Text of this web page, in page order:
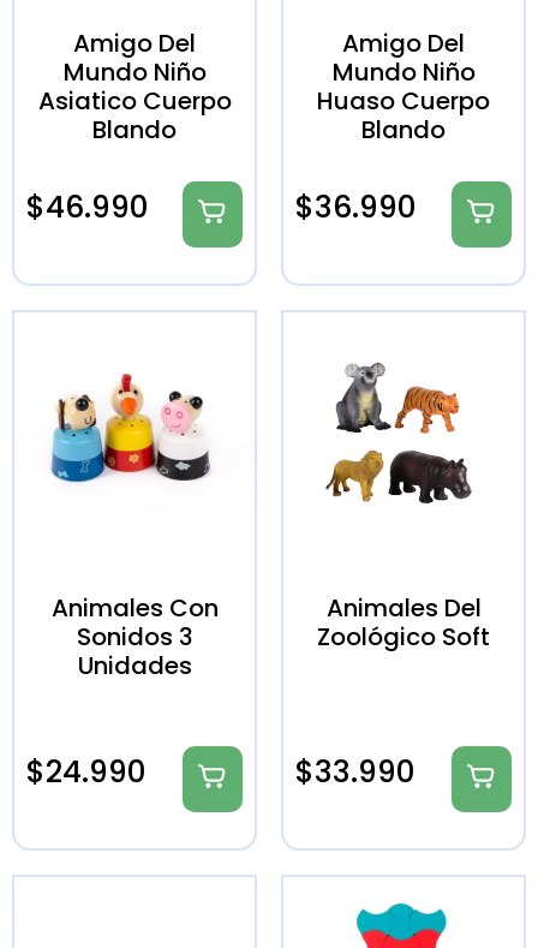
Amigo Del
Mundo Niño
Asiatico Cuerpo
Blando
$46.990
Amigo Del
Mundo Niño
Huaso Cuerpo
Blando
$36.990
Animales Con
Sonidos 3
Unidades
$24.990
Animales Del
Zoológico Soft
$33.990